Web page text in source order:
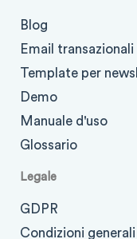
Blog
Email transazionali
Template per
Demo
Manuale d'uso
Glossario
Legale
GDPR
Condizioni generali